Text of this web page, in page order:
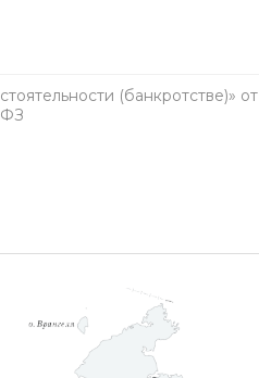
(банкротстве)» от
ФЗ